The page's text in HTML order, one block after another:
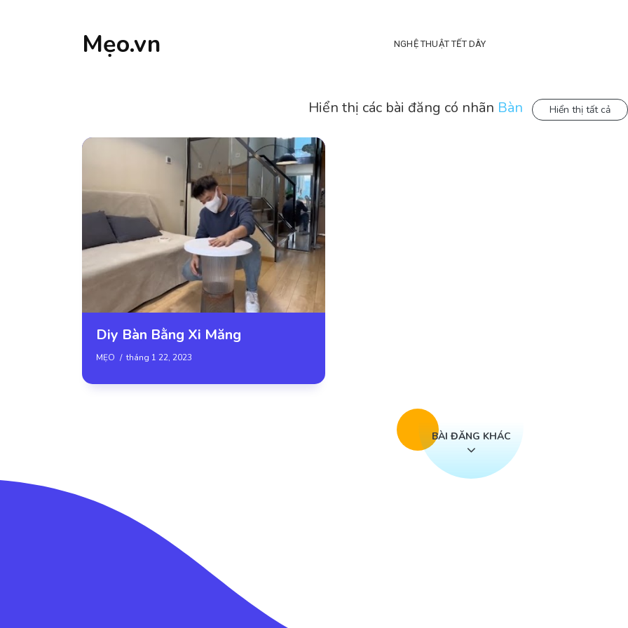
Mẹo.vn NGHỆ THUẬT TẾT DÂY
Hiển thị các bài đăng có nhãn Bàn Hiển thị tất cả
Diy Bàn Bằng Xi Măng
MẸO tháng 1 22, 2023
BÀI ĐĂNG KHÁC